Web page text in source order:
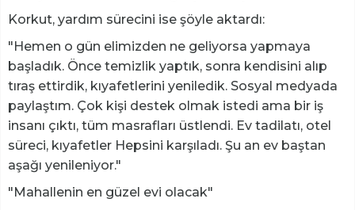
Korkut, yardım sürecini ise şöyle aktardı:
"Hemen o gün elimizden ne geliyorsa yapmaya
başladık. Önce temizlik yaptık, sonra kendisini alıp
tıraş ettirdik, kıyafetlerini yeniledik. Sosyal medyada
paylaştım. Çok kişi destek olmak istedi ama bir iş
insanı çıktı, tüm masrafları üstlendi. Ev tadilatı, otel
süreci, kıyafetler Hepsini karşıladı. Şu an ev baştan
aşağı yenileniyor."
"Mahallenin en güzel evi olacak"